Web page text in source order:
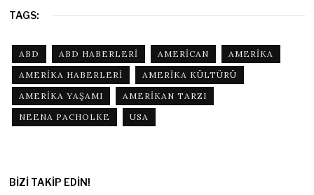
TAGS:
ABD ABD HABERLERI AMERICAN
AMERIKA
AMERIKA HABERLERI
AMERIKA KÜLTÜRÜ
AMERIKA YAŞAMI
AMERIKAN TARZI
NEENA PACHOLKE
USA
BIZI TAKIP EDIN!